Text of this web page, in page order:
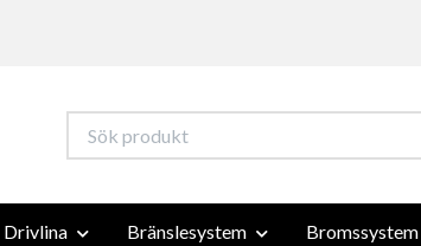
Drivlina Bränslesystem Bromssystem